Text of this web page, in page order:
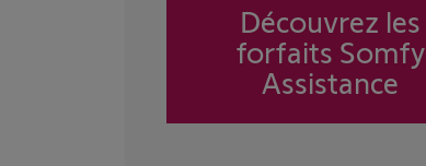
Découvrez les
forfaits Somfy
Assistance